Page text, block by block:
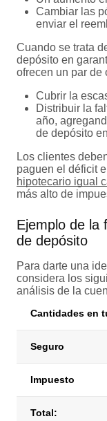
Cambiar las
enviar el
Cuando se trata
depósito en
ofrecen un par de
Cubrir la
Distribuir la
año,
de depósito
Los clientes
paguen el déficit
hipotecario igual
más alto de
Ejemplo de la
de depósito
Para darte una
considera los
análisis de la
Cantidades en
Seguro
Impuesto
Total: